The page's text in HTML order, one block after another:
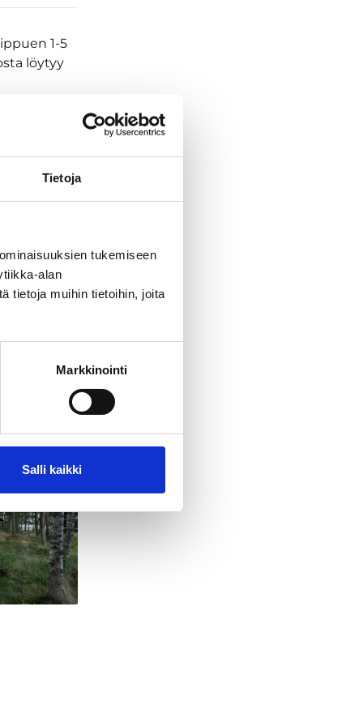
Tietoja
tukemiseen
alan
tietoja muihin tietoihin, joita
Markkinointi
Salli kaikki
1-5
löytyy